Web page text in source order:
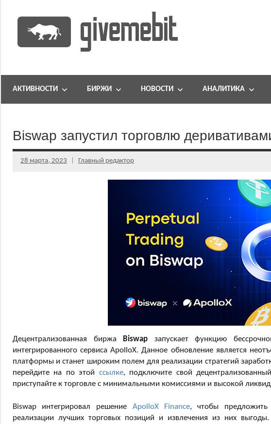
содержимому
GiveMeBit.com
портал
АКТИВНОСТИ БИРЖИ НОВОСТИ АНАЛИТИКА
Biswap запустил торговлю
28 марта, 2023 Главный редактор
Децентрализованная биржа Biswap запускает функцию
интегрированного сервиса ApolloX. Данное обновление является
платформы и станет широким полем для реализации стратегий
перейдите на по этой ссылке, подключите свой
приступайте к торговле с минимальными комиссиями и высокой
Biswap интегрировал решение ApolloX Finance, чтобы предложить
реализации лучших торговых позиций и извлечения из них